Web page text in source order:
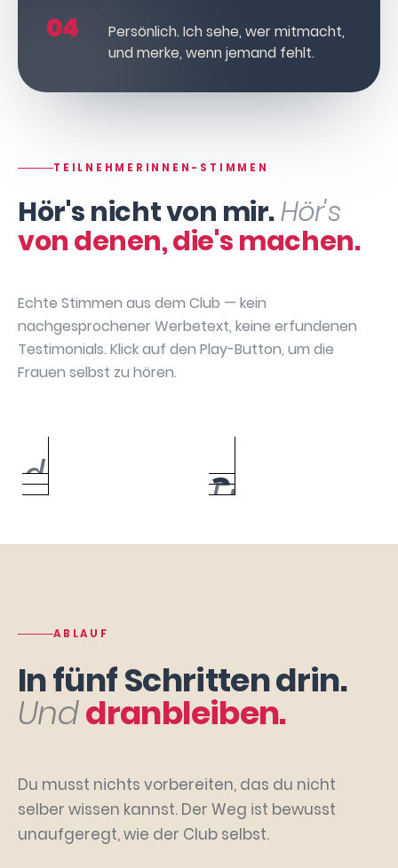
04
Persönlich. Ich sehe, wer mitmacht,
und merke, wenn jemand fehlt.
TEILNEHMERINNEN-STIMMEN
Hör's nicht von mir.Hör's
von denen, die's machen.
Echte Stimmen aus dem Club — kein
nachgesprochener Werbetext, keine erfundenen
Testimonials. Klick auf den Play-Button, um die
Frauen selbst zu hören.
Hartenbach
Bianca Bach
Caroline Urbach Silke Gebauer
Julia Dibbern Sarah Chatzikas
ABLAUF
In fünf Schritten drin.
Unddranbleiben.
Du musst nichts vorbereiten, das du nicht
selber wissen kannst. Der Weg ist bewusst
unaufgeregt, wie der Club selbst.